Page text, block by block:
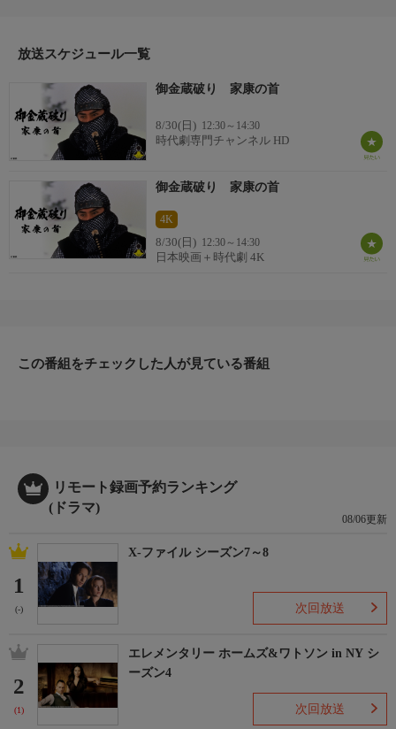
賊の小次郎（林与一）と手を結ぶ……。
放送スケジュール一覧
御金蔵破り 家康の首
8/30(日) 12:30～14:30
時代劇専門チャンネル HD
御金蔵破り 家康の首
4K
8/30(日) 12:30～14:30
日本映画＋時代劇 4K
この番組をチェックした人が見ている番組
リモート録画予約ランキング
(ドラマ)
08/06更新
1
(-)
X-ファイル シーズン7～8
次回放送
2
(1)
エレメンタリー ホームズ&ワトソン in NY シ
ーズン4
次回放送